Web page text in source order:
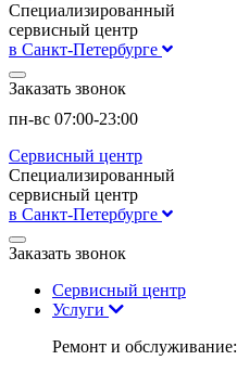
Специализированный
сервисный центр
в Санкт-Петербурге
Заказать звонок
пн-вс 07:00-23:00
Сервисный центр
Специализированный
сервисный центр
в Санкт-Петербурге
Заказать звонок
Сервисный центр
Услуги
Ремонт и обслуживание: